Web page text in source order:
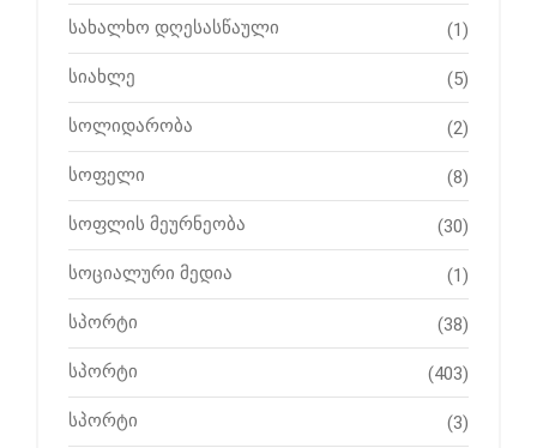
სახალხო დღესასწაული (1)
სიახლე (5)
სოლიდარობა (2)
სოფელი (8)
სოფლის მეურნეობა (30)
სოციალური მედია (1)
სპორტი (38)
სპორტი (403)
სპორტი (3)